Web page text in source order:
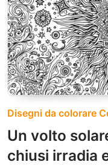
Disegni da colorare
Un volto
chiusi irradia